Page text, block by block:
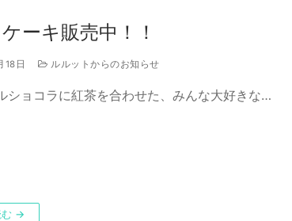
ーキ販売中！！
18日 ルルットからのお知らせ
ショコラに紅茶を合わせた、みんな大好きな…
む →